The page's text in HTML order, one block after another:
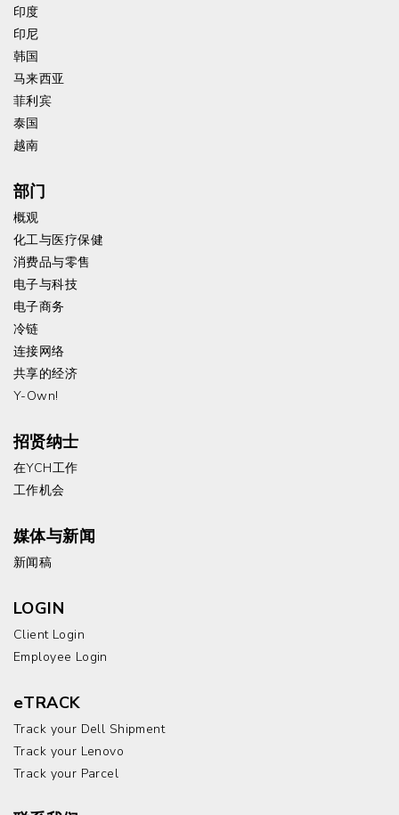
印度
印尼
韩国
马来西亚
菲利宾
泰国
越南
部门
概观
化工与医疗保健
消费品与零售
电子与科技
电子商务
冷链
连接网络
共享的经济
Y-Own!
招贤纳士
在YCH工作
工作机会
媒体与新闻
新闻稿
LOGIN
Client Login
Employee Login
eTRACK
Track your Dell Shipment
Track your Lenovo
Track your Parcel